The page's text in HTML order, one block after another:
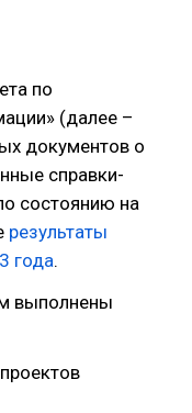
по
(далее –
документов о
справки-
состоянию на
результаты
года.
выполнены